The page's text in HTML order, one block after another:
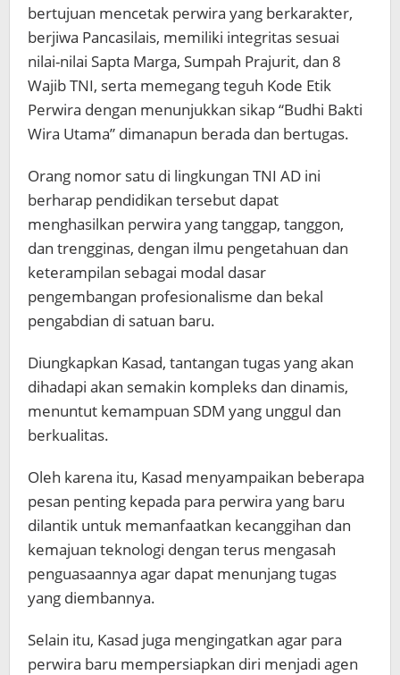
bertujuan mencetak perwira yang berkarakter,
berjiwa Pancasilais, memiliki integritas sesuai
nilai-nilai Sapta Marga, Sumpah Prajurit, dan 8
Wajib TNI, serta memegang teguh Kode Etik
Perwira dengan menunjukkan sikap “Budhi Bakti
Wira Utama” dimanapun berada dan bertugas.
Orang nomor satu di lingkungan TNI AD ini
berharap pendidikan tersebut dapat
menghasilkan perwira yang tanggap, tanggon,
dan trengginas, dengan ilmu pengetahuan dan
keterampilan sebagai modal dasar
pengembangan profesionalisme dan bekal
pengabdian di satuan baru.
Diungkapkan Kasad, tantangan tugas yang akan
dihadapi akan semakin kompleks dan dinamis,
menuntut kemampuan SDM yang unggul dan
berkualitas.
Oleh karena itu, Kasad menyampaikan beberapa
pesan penting kepada para perwira yang baru
dilantik untuk memanfaatkan kecanggihan dan
kemajuan teknologi dengan terus mengasah
penguasaannya agar dapat menunjang tugas
yang diembannya.
Selain itu, Kasad juga mengingatkan agar para
perwira baru mempersiapkan diri menjadi agen